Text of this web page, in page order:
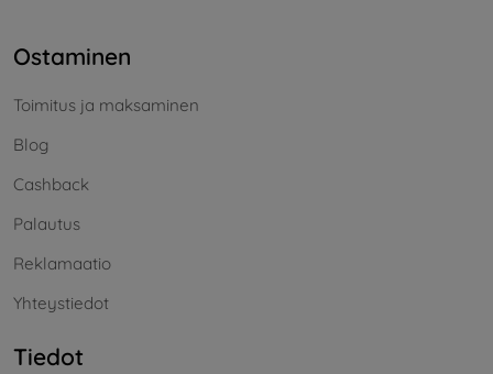
Ostaminen
Toimitus ja maksaminen
Blog
Cashback
Palautus
Reklamaatio
Yhteystiedot
Tiedot